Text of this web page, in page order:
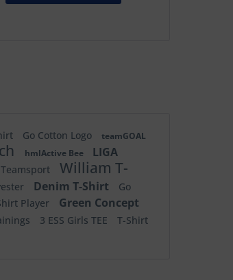
Go Cotton Logo teamGOAL
hmlActive Bee
LIGA
Teamsport
William T-
Denim T-Shirt
Go
Player Green Concept
3 ESS Girls TEE
T-Shirt